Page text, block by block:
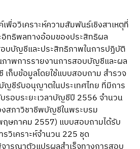
พื่อวิเคราะห์ความสัมพันธ์เชิงสาเหตุที่
ทธิพลทางอ้อมของประสิทธิผล
บบัญชีและประสิทธิภาพในการปฏิบัติ
พการรายงานการสอบบัญชีและผล
ก็บข้อมูลโดยใช้แบบสอบถาม สำรวจ
ชีรับอนุญาตในประเทศไทย ที่มีการ
รอบระยะเวลาบัญชีปี 2556 จำนวน
สภาวิชาชีพบัญชีในพระบรม
ษภาคม 2557) แบบสอบถามได้รับ
วิเคราะห์จำนวน 225 ชุด